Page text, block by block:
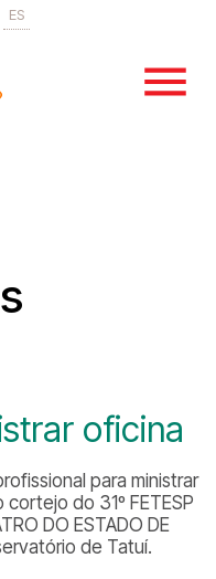
ES
oficina
para ministrar
do 31º FETESP
DO ESTADO DE
de Tatuí.